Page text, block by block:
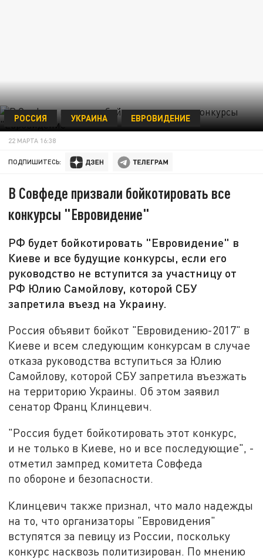
РОССИЯ УКРАИНА ЕВРОВИДЕНИЕ
22 МАРТА 16:38
ПОДПИШИТЕСЬ:
В Совфеде призвали бойкотировать все
конкурсы "Евровидение"
РФ будет бойкотировать "Евровидение" в
Киеве и все будущие конкурсы, если его
руководство не вступится за участницу от
РФ Юлию Самойлову, которой СБУ
запретила въезд на Украину.
Россия объявит бойкот "Евровидению-2017" в
Киеве и всем следующим конкурсам в случае
отказа руководства вступиться за Юлию
Самойлову, которой СБУ запретила въезжать
на территорию Украины. Об этом заявил
сенатор Франц Клинцевич.
"Россия будет бойкотировать этот конкурс,
и не только в Киеве, но и все последующие", -
отметил зампред комитета Совфеда
по обороне и безопасности.
Клинцевич также признал, что мало надежды
на то, что организаторы "Евровидения"
вступятся за певицу из России, поскольку
конкурс насквозь политизирован. По мнению